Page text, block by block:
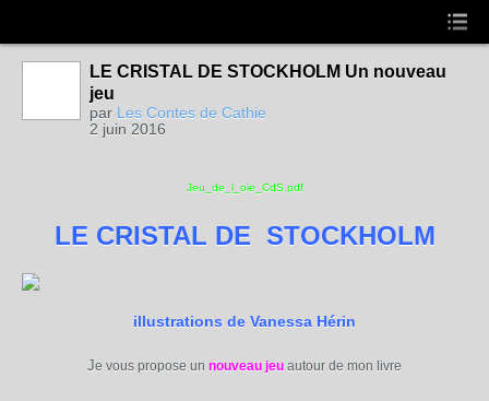
LE CRISTAL DE STOCKHOLM Un nouveau
jeu
par Les Contes de Cathie
2 juin 2016
Jeu_de_l_oie_CdS.pdf
LE CRISTAL DE STOCKHOLM
illustrations de Vanessa Hérin
Je vous propose un nouveau jeu autour de mon livre